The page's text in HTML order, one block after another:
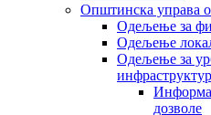
Општинска управа
Одељење за
Одељење
Одељење за
дозволе